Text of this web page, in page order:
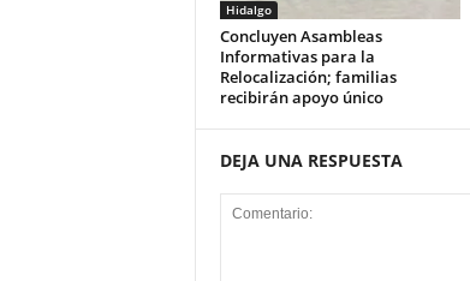
Hidalgo
Concluyen Asambleas
Informativas para la
Relocalización; familias
recibirán apoyo único
DEJA UNA RESPUESTA